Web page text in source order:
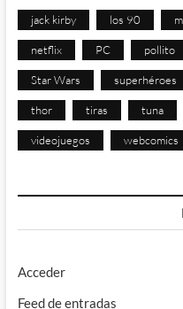
jack kirby los 90
netflix PC pollito
Star Wars superhéroes
thor tiras tuna
videojuegos webcomics
Acceder
Feed de entradas